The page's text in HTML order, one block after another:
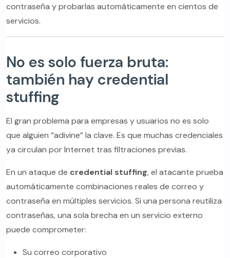
contraseña y probarlas automáticamente en cientos de
servicios.
No es solo fuerza bruta:
también hay credential
stuffing
El gran problema para empresas y usuarios no es solo
que alguien “adivine” la clave. Es que muchas credenciales
ya circulan por Internet tras filtraciones previas.
En un ataque de credential stuffing, el atacante prueba
automáticamente combinaciones reales de correo y
contraseña en múltiples servicios. Si una persona reutiliza
contraseñas, una sola brecha en un servicio externo
puede comprometer:
Su correo corporativo